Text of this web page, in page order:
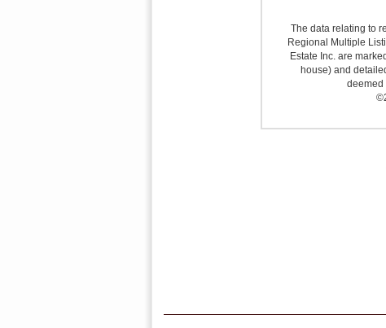
The data relating to
Regional Multiple
Estate Inc. are
house) and
deemed